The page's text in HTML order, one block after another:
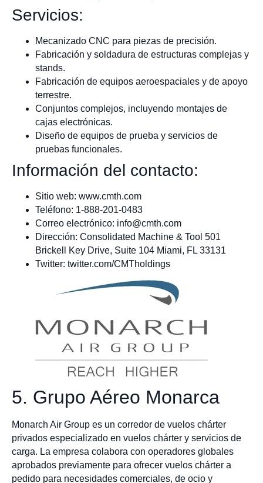
Servicios:
Mecanizado CNC para piezas de precisión.
Fabricación y soldadura de estructuras complejas y
stands.
Fabricación de equipos aeroespaciales y de apoyo
terrestre.
Conjuntos complejos, incluyendo montajes de
cajas electrónicas.
Diseño de equipos de prueba y servicios de
pruebas funcionales.
Información del contacto:
Sitio web: www.cmth.com
Teléfono: 1-888-201-0483
Correo electrónico: info@cmth.com
Dirección: Consolidated Machine & Tool 501
Brickell Key Drive, Suite 104 Miami, FL 33131
Twitter: twitter.com/CMTholdings
5. Grupo Aéreo Monarca
Monarch Air Group es un corredor de vuelos chárter
privados especializado en vuelos chárter y servicios de
carga. La empresa colabora con operadores globales
aprobados previamente para ofrecer vuelos chárter a
pedido para necesidades comerciales, de ocio y